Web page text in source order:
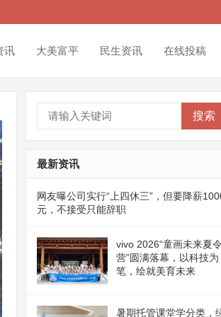
讯 大美富平 民生资讯 在线投稿
搜索
最新资讯
网友曝公司实行“上四休三”，但要降薪
元，不接受只能辞职
vivo 2026“童画未来夏令
营”圆满落幕，以科技为
笔，绘就美育未来
暑期托管课堂学分类，